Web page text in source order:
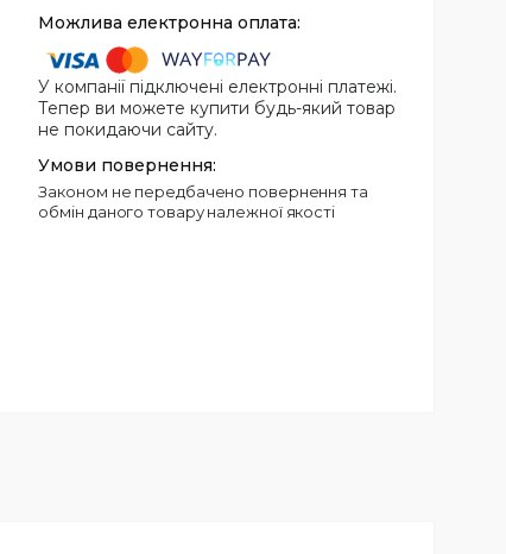
У компанії підключені електронні платежі.
Тепер ви можете купити будь-який товар
не покидаючи сайту.
Законом не передбачено повернення та
обмін даного товару належної якості